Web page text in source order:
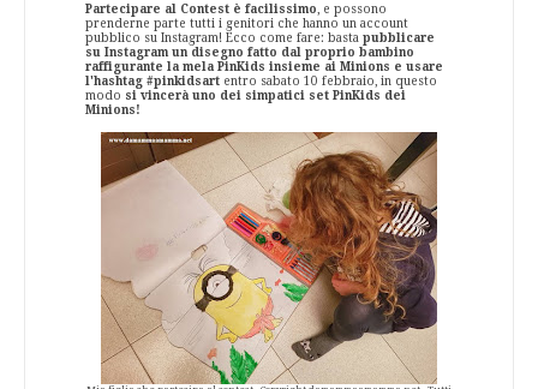
Partecipare al Contest è facilissimo , e possono
prenderne parte tutti i genitori che hanno un account
pubblico su Instagram! Ecco come fare: basta pubblicare
su Instagram un disegno fatto dal proprio bambino
raffigurante la mela PinKids insieme ai Minions e usare
l'hashtag #pinkidsart entro sabato 10 febbraio, in questo
modo si vincerà uno dei simpatici set PinKids dei
Minions!